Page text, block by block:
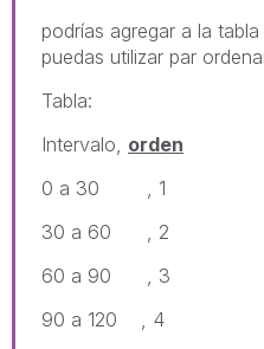
podrías agregar a la
puedas utilizar par
Tabla:
Intervalo, orden
0 a 30 , 1
30 a 60 , 2
60 a 90 , 3
90 a 120 , 4